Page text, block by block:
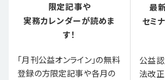
限定記事や
実務カレンダーが読めま
す！
「月刊公益オンライン」の無料
登録の方限定記事や各月の
最
セミ
公益
法改